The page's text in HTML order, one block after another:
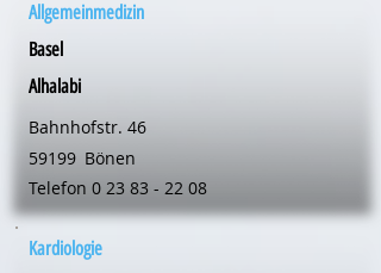
Allgemeinmedizin
Basel
Alhalabi
Bahnhofstr. 46
59199 Bönen
Telefon 0 23 83 - 22 08
Kardiologie